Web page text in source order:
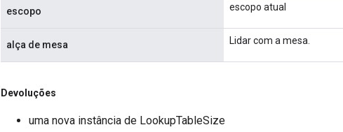
escopo escopo atual
alça de mesa Lidar com a mesa.
Devoluções
uma nova instância de LookupTableSize